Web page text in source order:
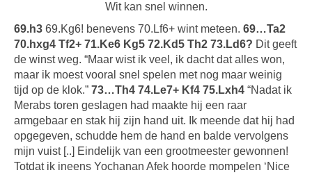
Wit kan snel winnen.
69.h3 69.Kg6! benevens 70.Lf6+ wint meteen. 69…Ta2
70.hxg4 Tf2+ 71.Ke6 Kg5 72.Kd5 Th2 73.Ld6? Dit geeft
de winst weg. “Maar wist ik veel, ik dacht dat alles won,
maar ik moest vooral snel spelen met nog maar weinig
tijd op de klok.” 73…Th4 74.Le7+ Kf4 75.Lxh4 “Nadat ik
Merabs toren geslagen had maakte hij een raar
armgebaar en stak hij zijn hand uit. Ik meende dat hij had
opgegeven, schudde hem de hand en balde vervolgens
mijn vuist [..] Eindelijk van een grootmeester gewonnen!
Totdat ik ineens Yochanan Afek hoorde mompelen ‘Nice